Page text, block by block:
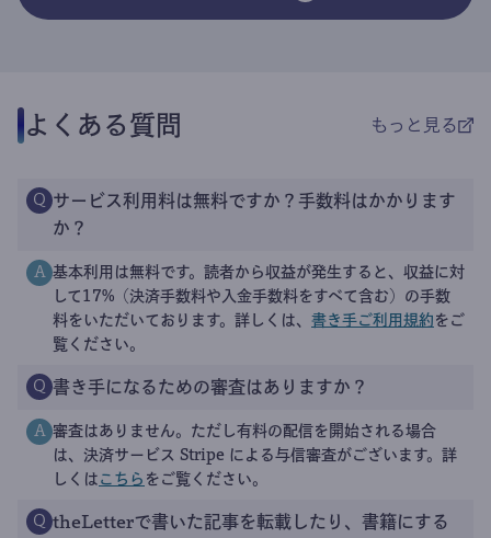
よくある質問 もっと見る
Q サービス利用料は無料ですか？手数料はかかります
か？
A 基本利用は無料です。読者から収益が発生すると、収益に対
して17%（決済手数料や入金手数料をすべて含む）の手数
料をいただいております。詳しくは、 書き手ご利用規約 をご
覧ください。
Q 書き手になるための審査はありますか？
A 審査はありません。ただし有料の配信を開始される場合
は、決済サービス Stripe による与信審査がございます。詳
しくは こちら をご覧ください。
Q theLetterで書いた記事を転載したり、書籍にする